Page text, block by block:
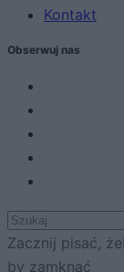
Kontakt
Obserwuj nas
Zacznij pisać,
by zamknąć